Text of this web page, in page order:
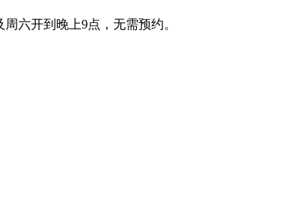
六开到晚上9点，无需预约。